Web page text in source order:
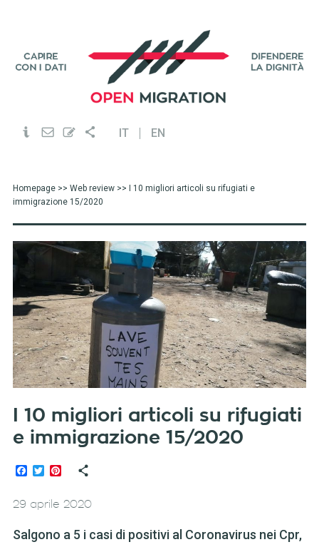
IT EN
Homepage>> Web review>> I 10 migliori articoli su rifugiati e
immigrazione 15/2020
I 10 migliori articoli su rifugiati
e immigrazione 15/2020
Facebook
TwitterPinterest
29 aprile 2020
Salgono a 5 i casi di positivi al Coronavirus nei Cpr,